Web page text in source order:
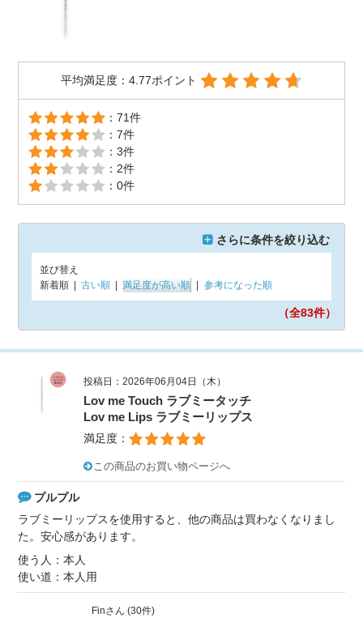
平均満足度：4.77ポイント
：71件
：7件
：3件
：2件
：0件
さらに条件を絞り込む
並び替え
新着順
古い順 満足度が高い順 参考になった順
（全83件）
投稿日：2026年06月04日（木）
Lov me Touch ラブミータッチ
Lov me Lips ラブミーリップス
満足度：
この商品のお買い物ページへ
プルプル
ラブミーリップスを使用すると、他の商品は買わなくなりまし
た。安心感があります。
使う人：本人
使い道：本人用
Finさん (30件)